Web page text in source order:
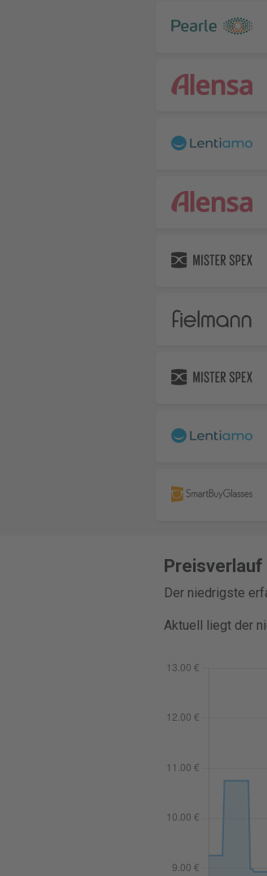
Preisverlauf
Der niedrigste
Aktuell liegt der